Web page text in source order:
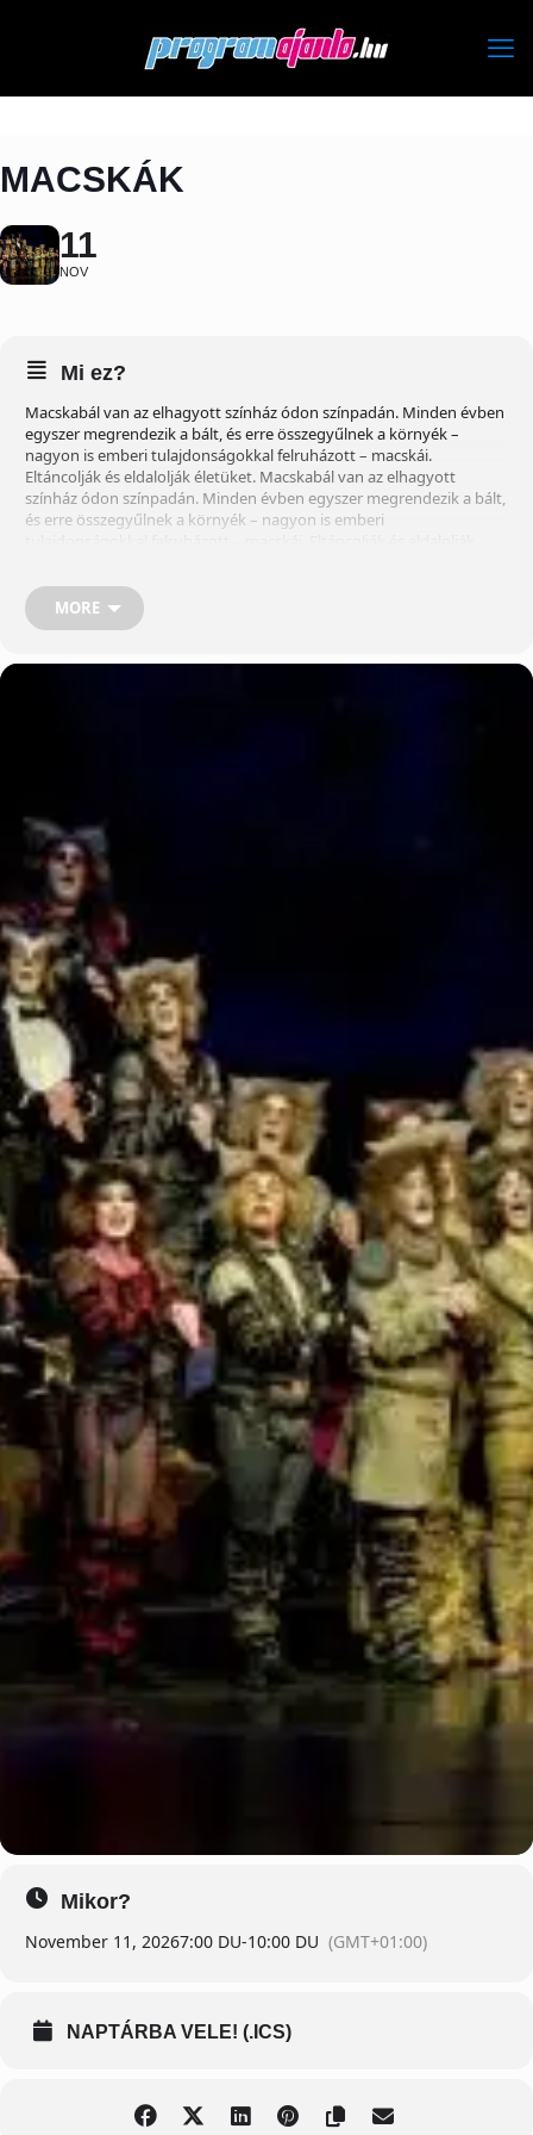
MACSKÁK
11
NOV
Mi ez?
Macskabál van az elhagyott színház ódon színpadán. Minden évben
egyszer megrendezik a bált, és erre összegyűlnek a környék –
nagyon is emberi tulajdonságokkal felruházott – macskái.
Eltáncolják és eldalolják életüket. Macskabál van az elhagyott
színház ódon színpadán. Minden évben egyszer megrendezik a bált,
és erre összegyűlnek a környék – nagyon is emberi
zenésítette meg zseniálisan Andrew Lloyd Webber, és ebből készült a
fantasztikus, világsikerű Macskák musical. A Madách Színház 1983.
március 25-én mutatta be a Macskákat Szirtes Tamás rendezésében
után. Az eltelt 40 évben az előadás rendkívül sok szereposztást
Rezsnyák Róbert Bombalurina: Kisfaludy Zsófia, Magyar Krisztina
Lengelingéla: Kecskés Tímea, Molnár Gyöngyi Munkustrapp: Berényi
Dávid, Jenei Gábor Quaxo: Jenővári Miklós, Kiss Ernő Zsolt
Mindlevery: Foki Veronika, Szilvási Judit, Zsitva Réka Ben Mickering:
Balázs Dávid, Sándor Dávid Elvis Trén: Kovács Péter, Sánta László
Micsel Rumli: Baksa András, Puskás Péter, Serbán Attila Cassandra:
Sári Éva, Simon Boglárka, Wégner Judit Victoria: Pacskó Dóra, Szűcs
Enikő Flóra, Zsitva Réka Gimb-Gömb: Dichter Dóra, Hajdu Gréta,
Magyar Krisztina Koricipat: Nagy Attila, Németh Gábor Alkotók
Díszlettervező: Götz Béla Jelmeztervező: Kovács Yvette Alida, Vágó
Nelly Zenei vezető: Kocsák Tibor Karmester: Köteles Géza, Zádori
László Maszk: Hufnágel Mariann Koreográfus asszisztens: Kaszás
Ildikó Betanító balettmester: Sárközi Gyula Betanító balettmester
asszisztens: Vaszilenko Eugenia A rendező munkatársa: Cs. Nagy
Endre, Kutschera Éva Társrendező-koreográfus: Seregi László
Rendező: Szirtes Tamás A karneváli események koronája minden
évben a Margitszigeti Szabadtéri Színpad mesés környezetében
bemutatott gálaműsor, a külföldi és hazai táncegyüttesek közel… A
szolgáltatás hirdetéssel megcélzott igénybe vevőjének
meghatározására szolgáló paraméterekkel kapcsolatos információk:
a reklám nem módosul a felhasználók adatai alapján, a szolgáltató
tehát nem végez targetálást. A friss hangvételű operettben lesz
vágyakozás, humor, könnyek és szerelem – és természetesen
felcsendülnek a közönségkedvenc slágerek.
MORE
Mikor?
November 11, 20267:00 DU-10:00 DU (GMT+01:00)
NAPTÁRBA VELE! (.ICS)